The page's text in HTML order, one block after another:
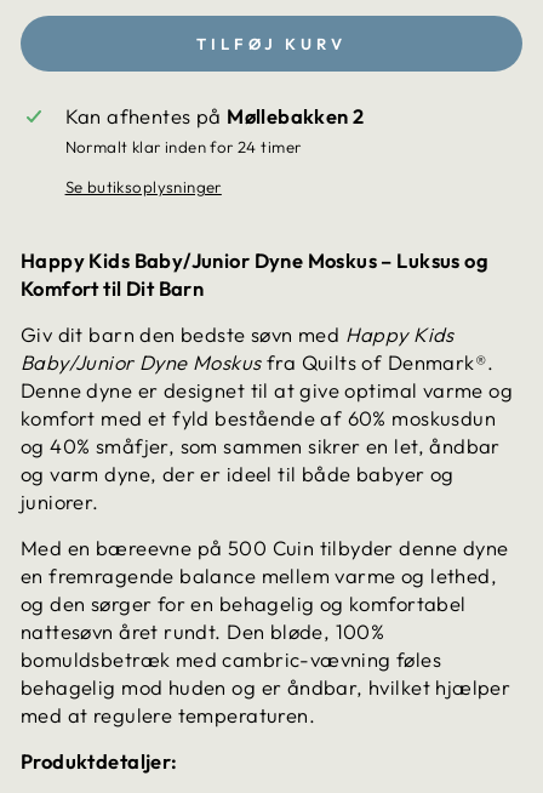
TILFØJ KURV
Kan afhentes på Møllebakken 2
Normalt klar inden for 24 timer
Se butiksoplysninger
Happy Kids Baby/Junior Dyne Moskus – Luksus og
Komfort til Dit Barn
Giv dit barn den bedste søvn med Happy Kids
Baby/Junior Dyne Moskusfra Quilts of Denmark®.
Denne dyne er designet til at give optimal varme og
komfort med et fyld bestående af 60% moskusdun
og 40% småfjer, som sammen sikrer en let, åndbar
og varm dyne, der er ideel til både babyer og
juniorer.
Med en bæreevne på 500 Cuin tilbyder denne dyne
en fremragende balance mellem varme og lethed,
og den sørger for en behagelig og komfortabel
nattesøvn året rundt. Den bløde, 100%
bomuldsbetræk med cambric-vævning føles
behagelig mod huden og er åndbar, hvilket hjælper
med at regulere temperaturen.
Produktdetaljer: